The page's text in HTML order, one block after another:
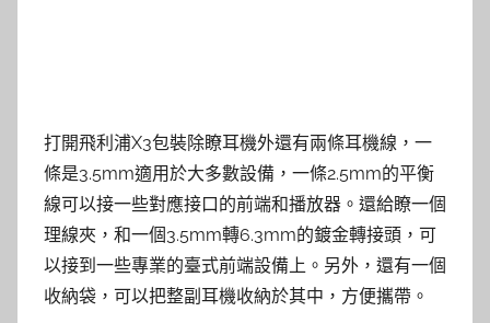
打開飛利浦X3包裝除瞭耳機外還有兩條耳機線，一
條是3.5mm適用於大多數設備，一條2.5mm的平衡
線可以接一些對應接口的前端和播放器。還給瞭一個
理線夾，和一個3.5mm轉6.3mm的鍍金轉接頭，可
以接到一些專業的臺式前端設備上。另外，還有一個
收納袋，可以把整副耳機收納於其中，方便攜帶。